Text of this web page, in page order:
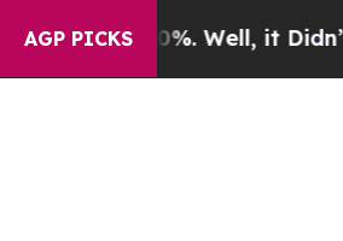
AGP PICKS
40%. Well, it Didn’tAs